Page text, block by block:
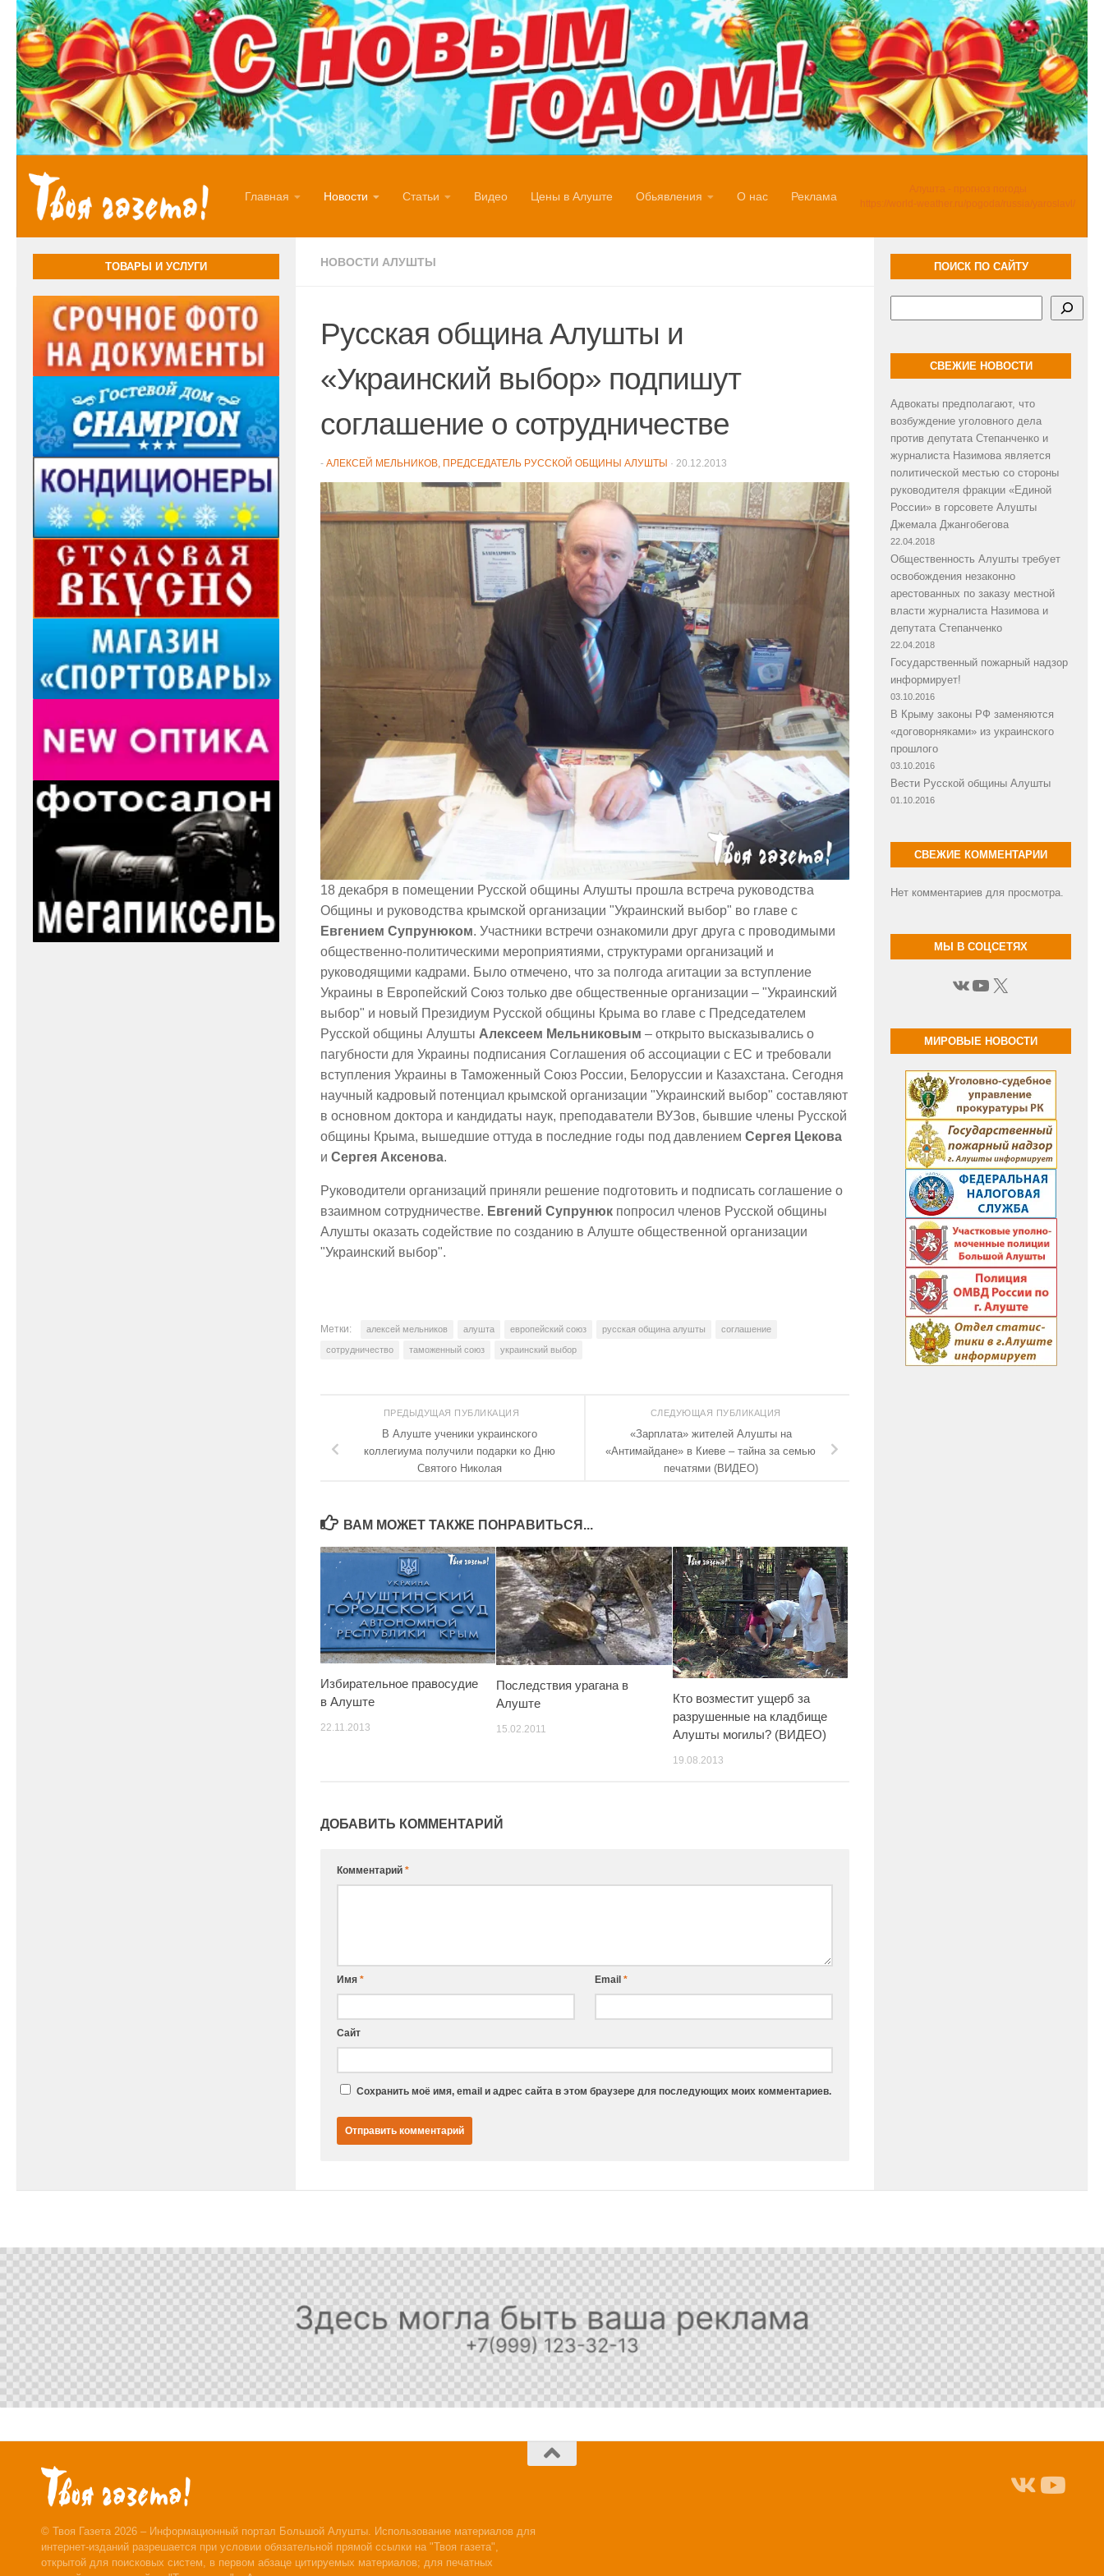
Перейти к содержимому
Главная Новости Статьи Видео Цены в Алуште Обьявления О нас Реклама
Алушта - прогноз погоды
https://world-weather.ru/pogoda/russia/yaroslavl/
НОВОСТИ АЛУШТЫ
Русская община Алушты и
«Украинский выбор» подпишут
соглашение о сотрудничестве
- АЛЕКСЕЙ МЕЛЬНИКОВ, ПРЕДСЕДАТЕЛЬ РУССКОЙ ОБЩИНЫ АЛУШТЫ · 20.12.2013
18 декабря в помещении Русской общины Алушты прошла встреча руководства
Общины и руководства крымской организации "Украинский выбор" во главе с
Евгением Супрунюком. Участники встречи ознакомили друг друга с проводимыми
общественно-политическими мероприятиями, структурами организаций и
руководящими кадрами. Было отмечено, что за полгода агитации за вступление
Украины в Европейский Союз только две общественные организации – "Украинский
выбор" и новый Президиум Русской общины Крыма во главе с Председателем
Русской общины Алушты Алексеем Мельниковым – открыто высказывались о
пагубности для Украины подписания Соглашения об ассоциации с ЕС и требовали
вступления Украины в Таможенный Союз России, Белоруссии и Казахстана. Сегодня
научный кадровый потенциал крымской организации "Украинский выбор" составляют
в основном доктора и кандидаты наук, преподаватели ВУЗов, бывшие члены Русской
общины Крыма, вышедшие оттуда в последние годы под давлением Сергея Цекова
и Сергея Аксенова.
Руководители организаций приняли решение подготовить и подписать соглашение о
взаимном сотрудничестве. Евгений Супрунюк попросил членов Русской общины
Алушты оказать содействие по созданию в Алуште общественной организации
"Украинский выбор".
Метки: алексей мельников алушта европейский союз русская община алушты соглашение
сотрудничество таможенный союз украинский выбор
СЛЕДУЮЩАЯ ПУБЛИКАЦИЯ
«Зарплата» жителей Алушты на
«Антимайдане» в Киеве – тайна за семью
печатями (ВИДЕО)
ПРЕДЫДУЩАЯ ПУБЛИКАЦИЯ
В Алуште ученики украинского
коллегиума получили подарки ко Дню
Святого Николая
ВАМ МОЖЕТ ТАКЖЕ ПОНРАВИТЬСЯ...
Избирательное правосудие
в Алуште
22.11.2013
Последствия урагана в
Алуште
15.02.2011
Кто возместит ущерб за
разрушенные на кладбище
Алушты могилы? (ВИДЕО)
19.08.2013
ДОБАВИТЬ КОММЕНТАРИЙ
Комментарий *
Имя * Email*
Сайт
Сохранить моё имя, email и адрес сайта в этом браузере для последующих моих комментариев.
ТОВАРЫ И УСЛУГИ ПОИСК ПО САЙТУ
СВЕЖИЕ НОВОСТИ
Адвокаты предполагают, что
возбуждение уголовного дела
против депутата Степанченко и
журналиста Назимова является
политической местью со стороны
руководителя фракции «Единой
России» в горсовете Алушты
Джемала Джангобегова
22.04.2018
Общественность Алушты требует
освобождения незаконно
арестованных по заказу местной
власти журналиста Назимова и
депутата Степанченко
22.04.2018
Государственный пожарный надзор
информирует!
03.10.2016
В Крыму законы РФ заменяются
«договорняками» из украинского
прошлого
03.10.2016
Вести Русской общины Алушты
01.10.2016
СВЕЖИЕ КОММЕНТАРИИ
Нет комментариев для просмотра.
МЫ В СОЦСЕТЯХ
ВКонтакте
YouTube
X
МИРОВЫЕ НОВОСТИ
© Твоя Газета 2026 – Информационный портал Большой Алушты. Использование материалов для
интернет-изданий разрешается при условии обязательной прямой ссылки на "Твоя газета",
открытой для поисковых систем, в первом абзаце цитируемых материалов; для печатных